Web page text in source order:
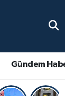
Gündem